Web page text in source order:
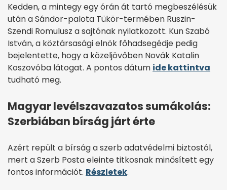
Kedden, a mintegy egy órán át tartó megbeszélésük
után a Sándor-palota Tükör-termében Ruszin-
Szendi Romulusz a sajtónak nyilatkozott. Kun Szabó
István, a köztársasági elnök főhadsegédje pedig
bejelentette, hogy a közeljövőben Novák Katalin
Koszovóba látogat. A pontos dátum ide kattintva
tudható meg.
Magyar levélszavazatos sumákolás:
Szerbiában bírság járt érte
Azért repült a bírság a szerb adatvédelmi biztostól,
mert a Szerb Posta eleinte titkosnak minősített egy
fontos információt. Részletek.